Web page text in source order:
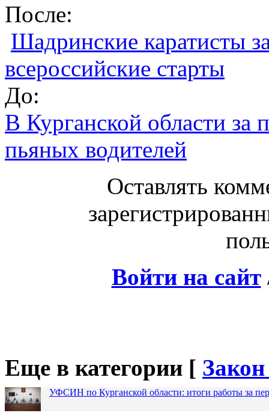
После:
Шадринские каратисты
всероссийские старты
До:
В Курганской области за
пьяных водителей
Оставлять
Войти на сайт
Еще в категории [
УФСИН по Курганской области: итоги работы за